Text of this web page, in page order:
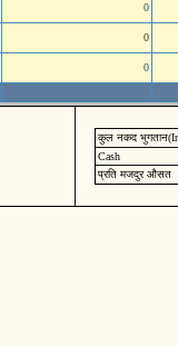
0
0
0
कुल नकद
Cash
प्रति मजदुर औसत